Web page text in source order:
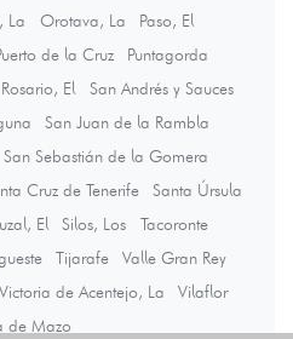
La
Orotava, La
Paso, El
de la Cruz
Puntagorda
Rosario, El
San Andrés y Sauces
San Juan de la Rambla
San Sebastián de la Gomera
Cruz de Tenerife
Santa Úrsula
El Silos, Los
Tacoronte
Tijarafe
Valle Gran Rey
Victoria de Acentejo, La
Vilaflor
de Mazo